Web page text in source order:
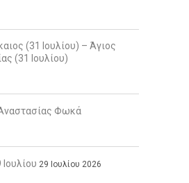
(31 Ιουλίου) – Άγιος
(31 Ιουλίου)
Αναστασίας Φωκά
29 Ιουλίου 2026